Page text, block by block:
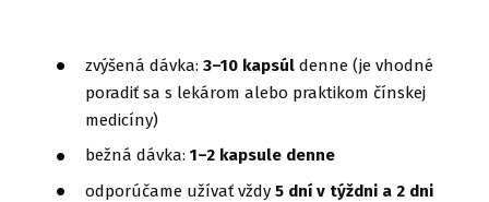
zvýšená dávka: 3–10 kapsúldenne (je vhodné
poradiť sa s lekárom alebo praktikom čínskej
medicíny)
bežná dávka: 1–2 kapsule denne
odporúčame užívať vždy5 dní v týždni a 2 dni